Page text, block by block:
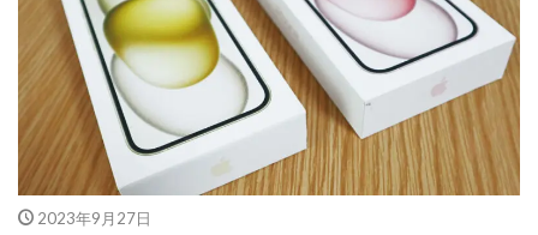
2023年9月27日